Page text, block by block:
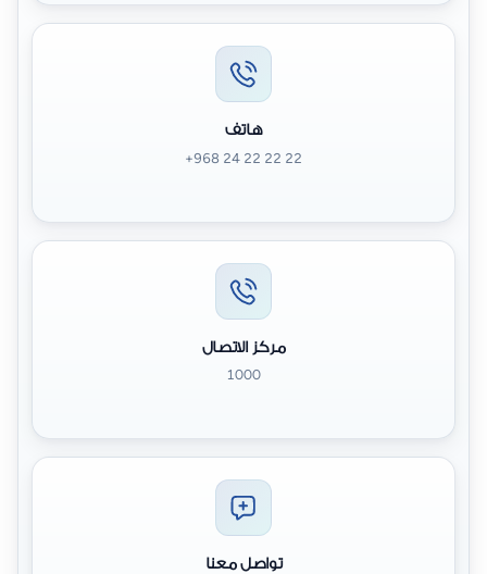
هاتف
+968 24 22 22 22
مركز الاتصال
1000
تواصل معنا